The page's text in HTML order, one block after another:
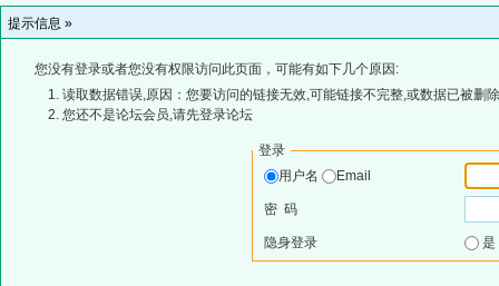
提示信息 »
您没有登录或者您没有权限访问此页面，可能有如下几个原因:
读取数据错误,原因：您要访问的链接无效,可能链接不完整,或数据已被删
您还不是论坛会员,请先登录论坛
登录
用户名
Email
密 码
隐身登录